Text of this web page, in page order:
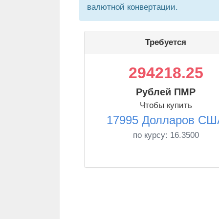
валютной конвертации.
Требуется
294218.25
Рублей ПМР
Чтобы купить
17995 Долларов
по курсу: 16.3500